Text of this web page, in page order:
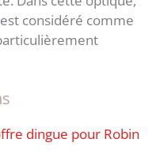
est considéré comme
dingue pour Robin